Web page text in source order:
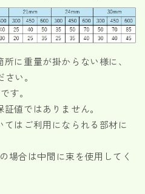
に重量が掛からない様に、
い。
す。
値ではありません。
はご利用になられる部材に
場合は中間に束を使用してく